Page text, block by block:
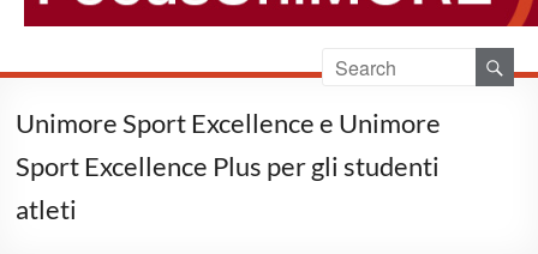
Unimore Sport Excellence e Unimore
Sport Excellence Plus per gli studenti
atleti